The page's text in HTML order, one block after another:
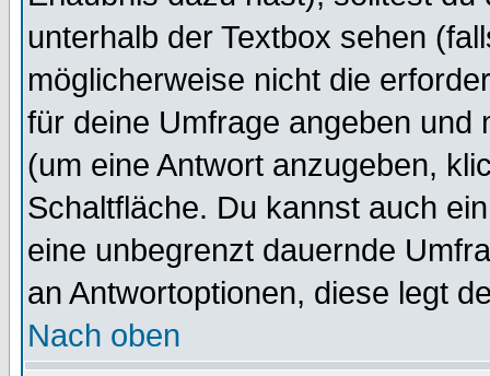
unterhalb der Textbox sehen
möglicherweise nicht die
für deine Umfrage angeben und
(um eine Antwort anzugeben,
Schaltfläche. Du kannst auch
eine unbegrenzt dauernde
an Antwortoptionen, diese legt
Nach oben